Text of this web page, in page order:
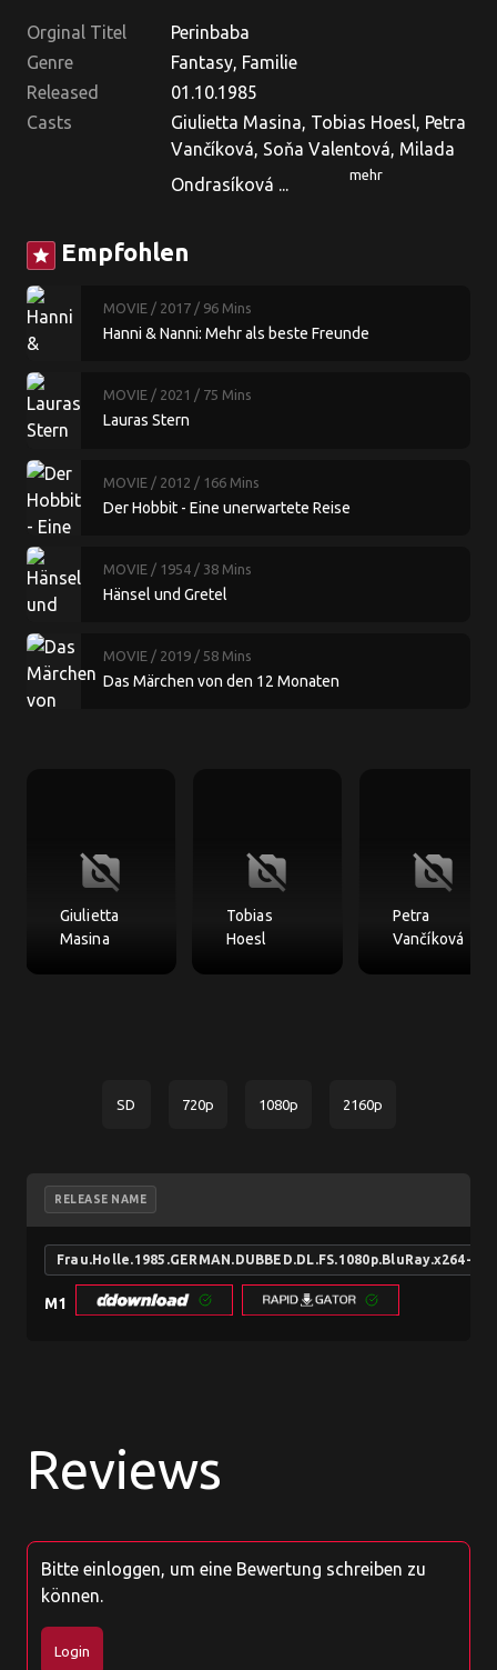
Orginal Titel
Perinbaba
Genre
Fantasy, Familie
Released
01.10.1985
Casts
Giulietta Masina, Tobias Hoesl, Petra
Vančíková, Soňa Valentová, Milada
Ondrasíková ...
mehr
star Empfohlen
MOVIE / 2017 / 96 Mins
Hanni & Nanni: Mehr als beste Freunde
MOVIE / 2021 / 75 Mins
Lauras Stern
MOVIE / 2012 / 166 Mins
Der Hobbit - Eine unerwartete Reise
MOVIE / 1954 / 38 Mins
Hänsel und Gretel
MOVIE / 2019 / 58 Mins
Das Märchen von den 12 Monaten
no_photography
Giulietta
Masina
no_photography
Tobias
Hoesl
no_photography
Petra
Vančíková
SD 720p 1080p 2160p
RELEASE NAME
Frau.Holle.1985.GERMAN.DUBBED.DL.FS.1080p.BluRay.x264-
M1
Reviews
Bitte einloggen, um eine Bewertung schreiben zu
können.
Login